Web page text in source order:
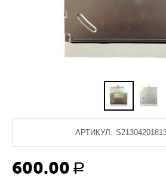
АРТИКУЛ:
600.00 Р